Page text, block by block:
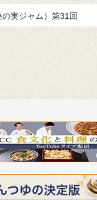
実ジャム）第31回